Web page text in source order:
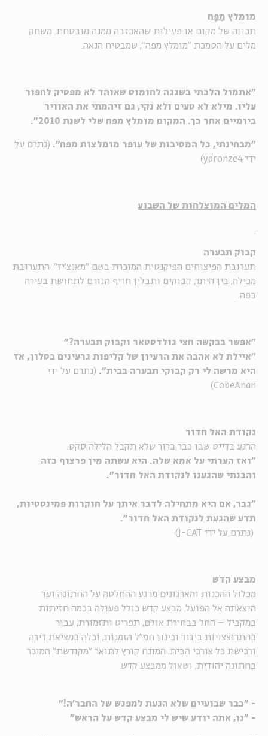
מומלץ מַפָּח
תכונה של מקום או פעילות שהאכזבה ממנה מובטחת. משחק
מלים על הסמכת "מומלץ מפה", שמבטיח הנאה.
"אתמול הלכתי בשגגה לחומוס שאוהד לא מפסיק לחפור
עליו. מילא לא טעים ולא נקי, גם זיהמתי את האוויר
ביומיים אחר כך. המקום מומלץ מפח שלי לשנת 2010".
"מבחינתי, כל המסיבות של עופר מומלצות מפח". (נתרם על
ידי yaronze4)
המלים המוצלחות של השבוע
קבוק תבערה
תערובת הפיצוחים הפיקנטית המוכרת בשם "מאנצ'יז". התערובת
מכילה, בין היתר, קבוקים ותבלין חריף הגורם לתחושת בעירה
בפה.
"אפשר בבקשה חצי גולדסטאר וקבוק תבערה?"
"איילת לא אהבה את הרעיון של קליפות גרעינים בסלון, אז
היא מרשה לי רק קבוקי תבערה בבית". (נתרם על ידי
CobeAnan)
נקודת האל חדור
הרגע בדייט שבו כבר ברור שלא תקבל הלילה סקס.
"ואז הערתי על אמא שלה. היא עשתה מין פרצוף כזה
והבנתי שהגענו לנקודת האל חדור".
"גבר, אם היא מתחילה לדבר איתך על חוקרות פמינסטיות,
תדע שהגעת לנקודת האל חדור".
(נתרם על ידי J-CAT)
מבצע קדש
מכלול ההכנות והארגונים מרגע ההחלטה על החתונה ועד
הוצאתה אל הפועל. מבצע קדש כולל פעולה בכמה חזיתות
במקביל – החל בבחירת אולם, תפריט ותזמורת, עבור
בהתרוצצויות ביגוד וכינון חמ"ל הזמנות, וכלה במציאת דירה
ורכישת כל צורכי הבית. המונח קורץ לתואר "מקודשת" המוכר
בחתונה יהודית, ושאול ממבצע קדש.
- "כבר שבועיים שלא הגעת למפגש של החבר'ה!"
- "נו, אתה יודע שיש לי מבצע קדש על הראש"